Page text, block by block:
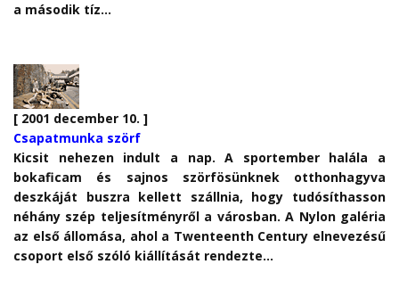
a második tíz…
[ 2001 december 10. ]
Csapatmunka szörf
Kicsit nehezen indult a nap. A sportember halála a
bokaficam és sajnos szörfösünknek otthonhagyva
deszkáját buszra kellett szállnia, hogy tudósíthasson
néhány szép teljesítményről a városban. A Nylon galéria
az első állomása, ahol a Twenteenth Century elnevezésű
csoport első szóló kiállítását rendezte…